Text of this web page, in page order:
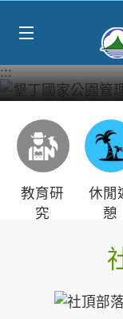
:::
教育研
究
休閒
憩